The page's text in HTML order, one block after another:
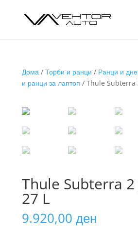
Дома/ Торби и ранци / Ранци и
и ранци за лаптоп / Thule Subterra
Thule Subterra
27 L
9.920,00 ден